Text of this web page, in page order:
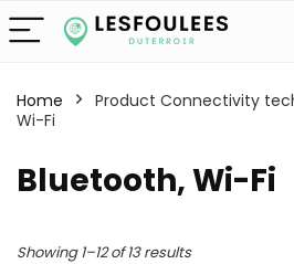
Home Product Connectivity
Wi-Fi
‎Bluetooth, Wi-Fi
Showing 1–12 of 13 results